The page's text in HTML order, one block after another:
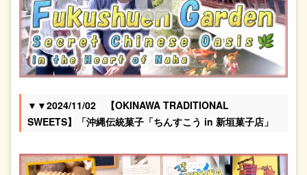
▼▼2024/11/02 【OKINAWA TRADITIONAL
SWEETS】「沖縄伝統菓子「ちんすこう in 新垣菓子店」